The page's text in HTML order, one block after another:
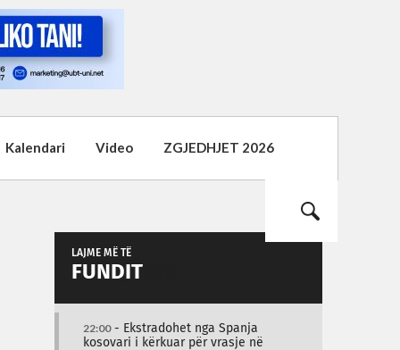
Kalendari Video ZGJEDHJET 2026
LAJME MË TË
FUNDIT
22:00- Ekstradohet nga Spanja
kosovari i kërkuar për vrasje në